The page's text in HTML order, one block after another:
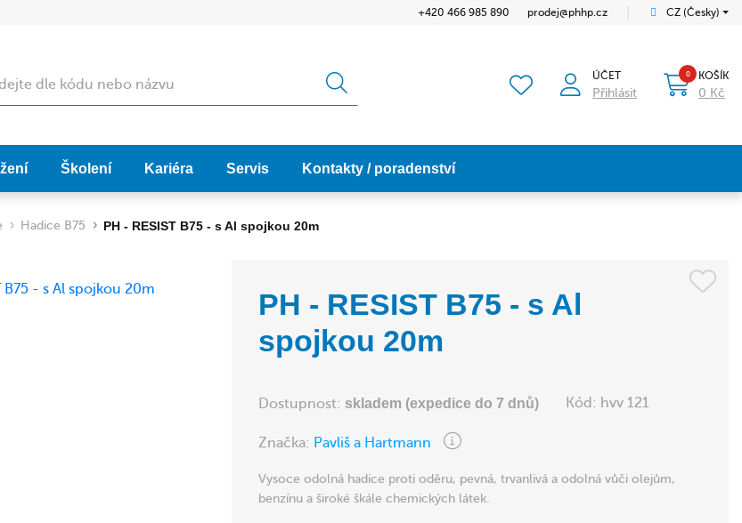
+420 466 985 890 prodej@phhp.cz CZ (Česky)
ÚČET
Přihlásit
KOŠÍK
0 Kč
Školení Kariéra Servis Kontakty / poradenství
Hadice B75 PH - RESIST B75 - s Al spojkou 20m
PH - RESIST B75 - s Al
spojkou 20m
Dostupnost: skladem (expedice do 7 dnů) Kód: hvv 121
Značka: Pavliš a Hartmann
Vysoce odolná hadice proti oděru, pevná, trvanlivá a odolná vůči olejům,
benzínu a široké škále chemických látek.